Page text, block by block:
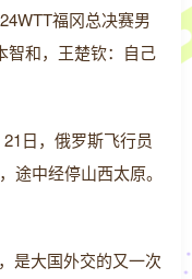
福冈总决赛男
智和，王楚钦：自己
日，俄罗斯飞行员
途中经停山西太原。
是大国外交的又一次